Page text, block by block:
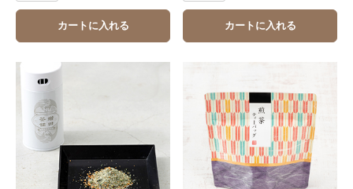
カートに入れる カートに入れる